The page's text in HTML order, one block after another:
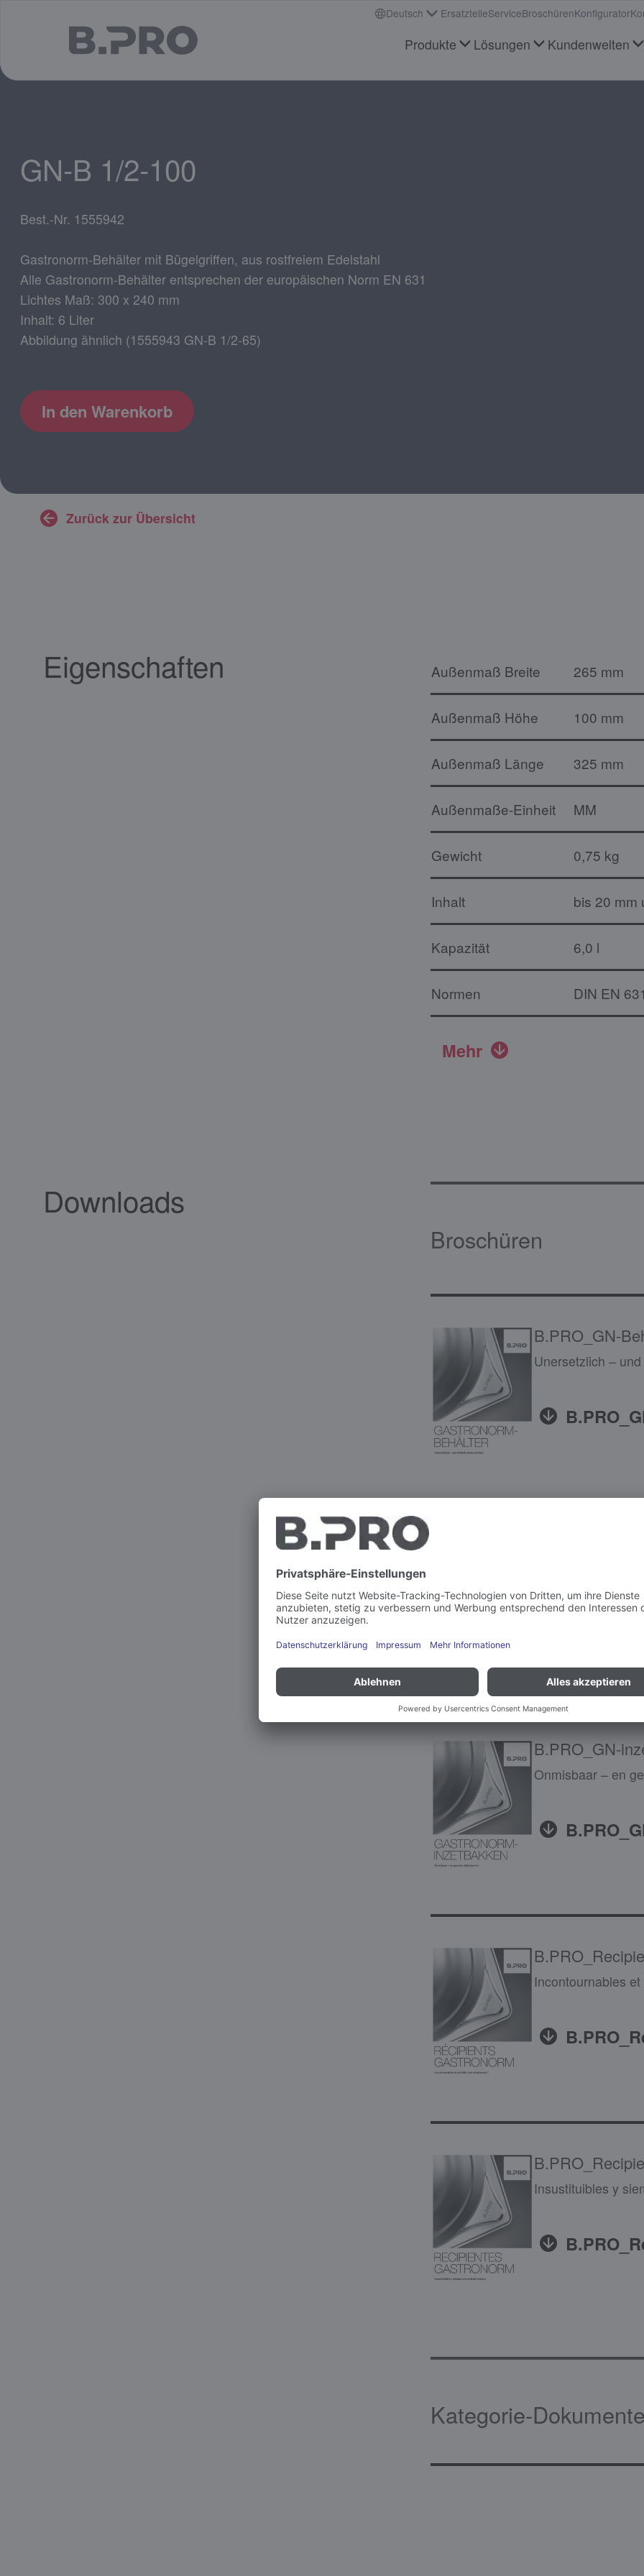
Produkte Lösungen Kundenwelten
Deutsch ErsatzteileServiceBroschürenKonfigurator
GN-B 1/2-100
Best.-Nr. 1555942
Gastronorm-Behälter mit Bügelgriffen, aus rostfreiem Edelstahl
Alle Gastronorm-Behälter entsprechen der europäischen Norm EN 631
Lichtes Maß: 300 x 240 mm
Inhalt: 6 Liter
Abbildung ähnlich (1555943 GN-B 1/2-65)
In den Warenkorb
Zurück zur Übersicht
Eigenschaften Außenmaß Breite 265 mm
Außenmaß Höhe 100 mm
Außenmaß Länge 325 mm
Außenmaße-Einheit MM
Gewicht 0,75 kg
Inhalt bis 20 mm
Kapazität 6,0 l
Normen DIN EN
Mehr
Downloads
Broschüren
B.PRO_GN-
Unersetzlich –
B.PRO_GN-
Onmisbaar – en
Incontournables
Insustituibles y
Kategorie-